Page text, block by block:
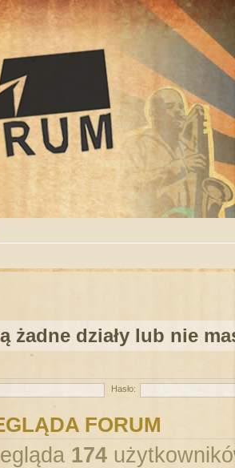
żadne działy lub nie
Hasło:
FORUM
174